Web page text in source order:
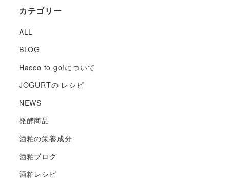
カテゴリー
ALL
BLOG
Hacco to go!について
JOGURTの レシピ
NEWS
発酵商品
酒粕の栄養成分
酒粕ブログ
酒粕レシピ